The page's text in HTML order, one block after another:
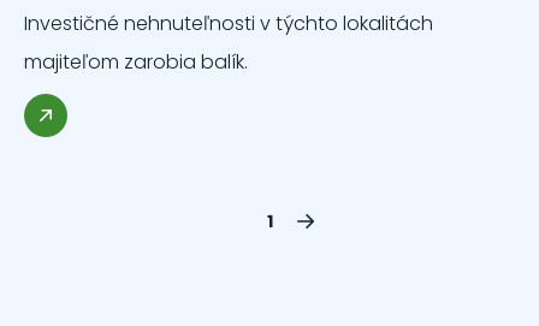
Investičné nehnuteľnosti v týchto lokalitách
majiteľom zarobia balík.
1